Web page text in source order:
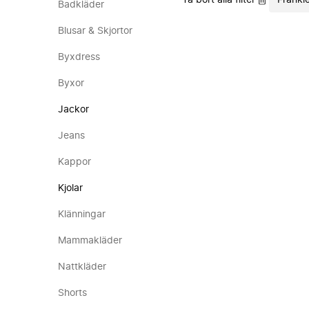
Badkläder
Blusar & Skjortor
Byxdress
Byxor
Jackor
Jeans
Kappor
Kjolar
Klänningar
Mammakläder
Nattkläder
Shorts